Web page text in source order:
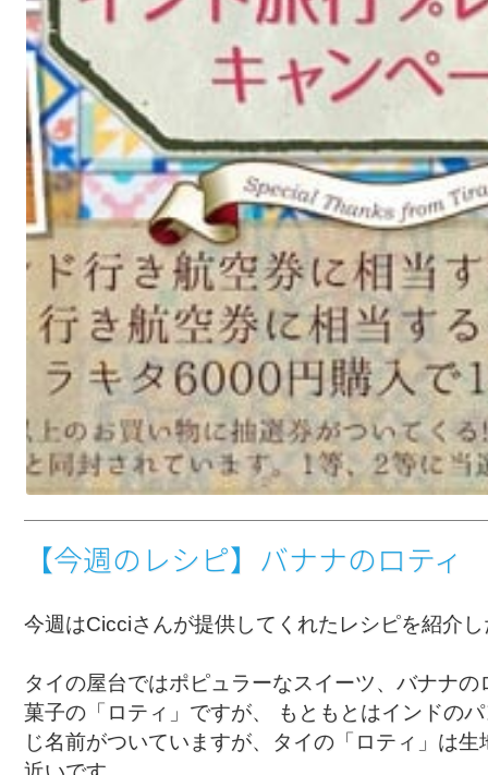
【今週のレシピ】バナナのロティ
今週はCicciさんが提供してくれたレシピを紹介
タイの屋台ではポピュラーなスイーツ、バナナ
菓子の「ロティ」ですが、 もともとはインドの
じ名前がついていますが、タイの「ロティ」は